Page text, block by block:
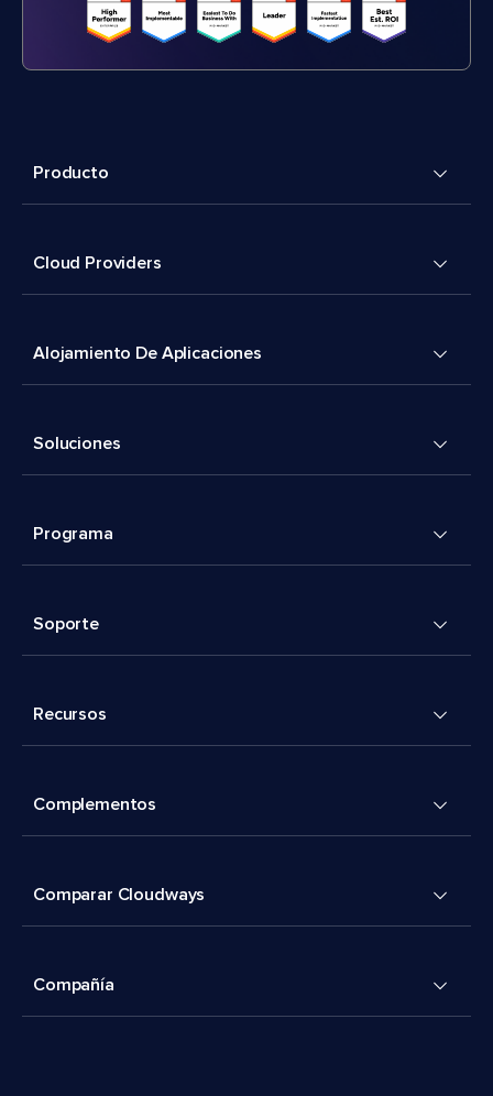
Producto
Cloud Providers
Alojamiento De Aplicaciones
Soluciones
Programa
Soporte
Recursos
Complementos
Comparar Cloudways
Compañía